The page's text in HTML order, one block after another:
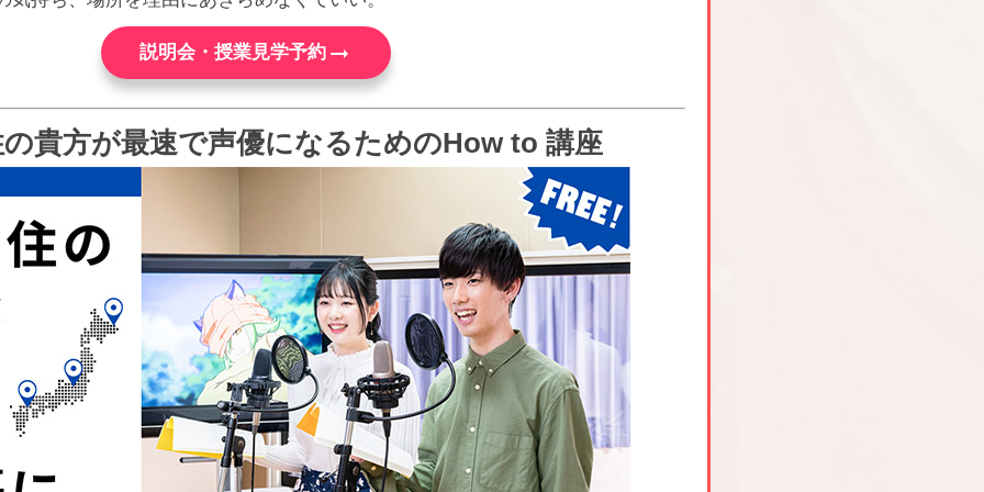
説明会・授業見学予約 arrow_right_alt
貴方が最速で声優になるためのHow to 講座